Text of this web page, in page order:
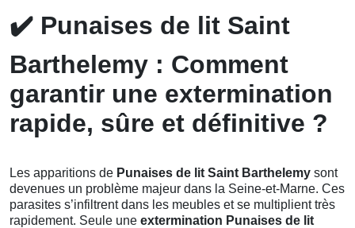
✔️ Punaises de lit Saint
Barthelemy : Comment
garantir une extermination
rapide, sûre et définitive ?
Les apparitions de Punaises de lit Saint Barthelemy sont
devenues un problème majeur dans la Seine-et-Marne. Ces
parasites s’infiltrent dans les meubles et se multiplient très
rapidement. Seule une extermination Punaises de lit